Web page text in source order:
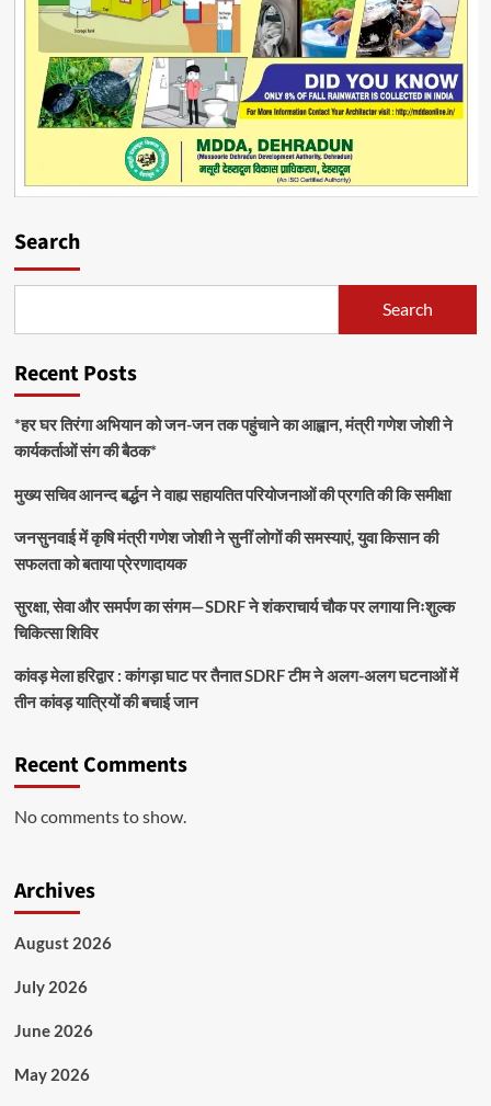
Search
Search
Recent Posts
*हर घर तिरंगा अभियान को जन-जन तक पहुंचाने का आह्वान, मंत्री गणेश जोशी ने
कार्यकर्ताओं संग की बैठक*
मुख्य सचिव आनन्द बर्द्धन ने वाह्य सहायतित परियोजनाओं की प्रगति की कि समीक्षा
जनसुनवाई में कृषि मंत्री गणेश जोशी ने सुनीं लोगों की समस्याएं, युवा किसान की
सफलता को बताया प्रेरणादायक
सुरक्षा, सेवा और समर्पण का संगम—SDRF ने शंकराचार्य चौक पर लगाया निःशुल्क
चिकित्सा शिविर
कांवड़ मेला हरिद्वार : कांगड़ा घाट पर तैनात SDRF टीम ने अलग-अलग घटनाओं में
तीन कांवड़ यात्रियों की बचाई जान
Recent Comments
No comments to show.
Archives
August 2026
July 2026
June 2026
May 2026